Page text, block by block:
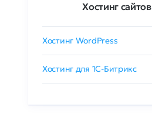
Хостинг сайтов
Хостинг WordPress
Хостинг для 1C-Битрикс